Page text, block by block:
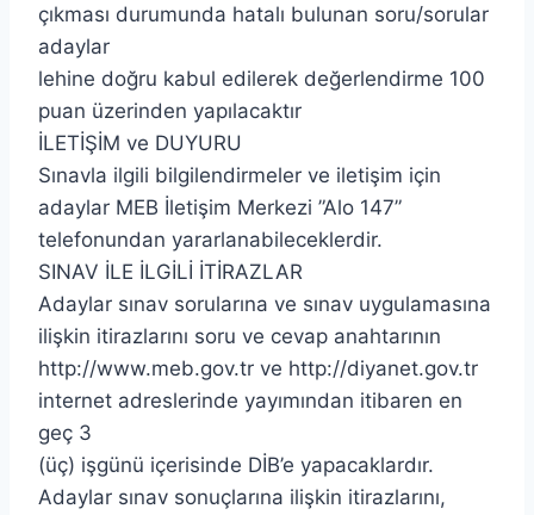
çıkması durumunda hatalı bulunan soru/sorular
adaylar
lehine doğru kabul edilerek değerlendirme 100
puan üzerinden yapılacaktır
İLETİŞİM ve DUYURU
Sınavla ilgili bilgilendirmeler ve iletişim için
adaylar MEB İletişim Merkezi ”Alo 147”
telefonundan yararlanabileceklerdir.
SINAV İLE İLGİLİ İTİRAZLAR
Adaylar sınav sorularına ve sınav uygulamasına
ilişkin itirazlarını soru ve cevap anahtarının
http://www.meb.gov.tr ve http://diyanet.gov.tr
internet adreslerinde yayımından itibaren en
geç 3
(üç) işgünü içerisinde DİB’e yapacaklardır.
Adaylar sınav sonuçlarına ilişkin itirazlarını,